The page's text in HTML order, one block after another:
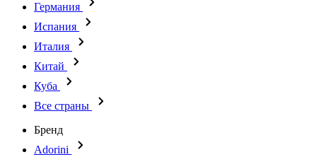
Германия
Испания
Италия
Китай
Куба
Все страны
Бренд
Adorini